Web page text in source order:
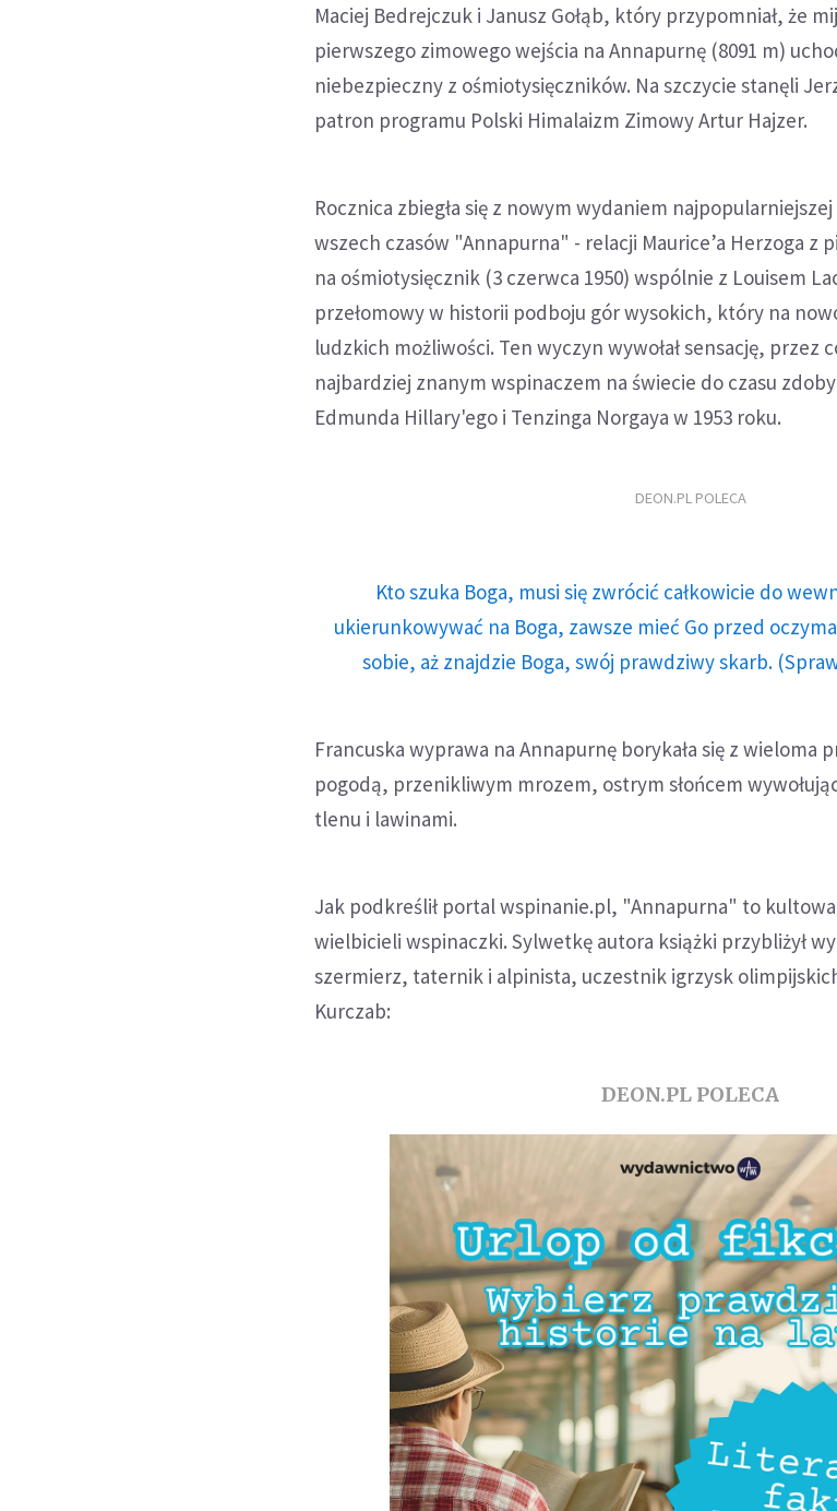
Maciej Bedrejczuk i Janusz Gołąb, który przypomniał, że
pierwszego zimowego wejścia na Annapurnę (8091 m)
niebezpieczny z ośmiotysięczników. Na szczycie stanęli
patron programu Polski Himalaizm Zimowy Artur Hajzer.
Rocznica zbiegła się z nowym wydaniem
wszech czasów "Annapurna" - relacji Maurice’a Herzoga z
na ośmiotysięcznik (3 czerwca 1950) wspólnie z Louisem
przełomowy w historii podboju gór wysokich, który na
ludzkich możliwości. Ten wyczyn wywołał sensację, przez
najbardziej znanym wspinaczem na świecie do czasu
Edmunda Hillary'ego i Tenzinga Norgaya w 1953 roku.
DEON.PL POLECA
Kto szuka Boga, musi się zwrócić całkowicie do
ukierunkowywać na Boga, zawsze mieć Go przed
sobie, aż znajdzie Boga, swój prawdziwy skarb.
Francuska wyprawa na Annapurnę borykała się z wieloma
pogodą, przenikliwym mrozem, ostrym słońcem
tlenu i lawinami.
Jak podkreślił portal wspinanie.pl, "Annapurna" to
wielbicieli wspinaczki. Sylwetkę autora książki przybliżył
szermierz, taternik i alpinista, uczestnik igrzysk
Kurczab:
DEON.PL POLECA